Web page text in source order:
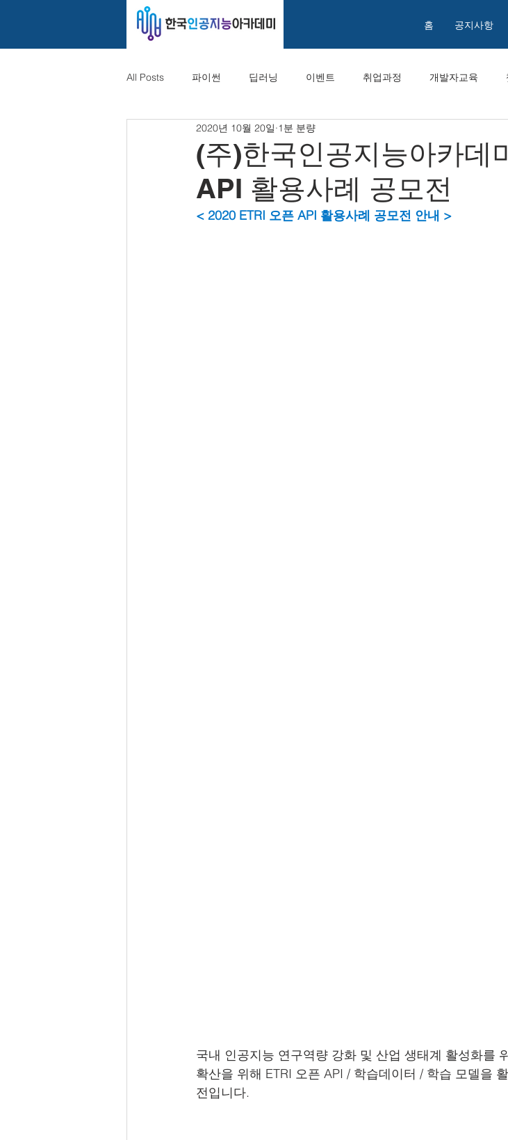
홈 공지사항
All Posts 파이썬 딥러닝 이벤트 취업과정 개발자교육
(주)한국인공지능아카데
API 활용사례 공모전
2020년 10월 20일 1분 분량
< 2020 ETRI 오픈 API 활용사례 공모전 안내 >
국내 인공지능 연구역량 강화 및 산업 생태계 활성화를
확산을 위해 ETRI 오픈 API / 학습데이터 / 학습 모델을
전입니다.